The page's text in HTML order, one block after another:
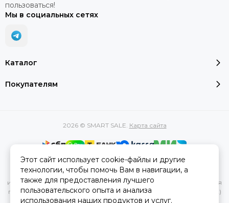
Каталог
Покупателям
пользоваться!
Мы в социальных сетях
2026 © SMART SALE. Карта сайта
Вся представленная на сайте информация, касающаяся
характеристик, стоимости товаров и услуг, носит
информационный характер и ни при каких условиях не является
публичной офертой, определяемой положениями Статьи 437(2)
Гражданского кодекса РФ.
Этот сайт использует cookie-файлы и другие
технологии, чтобы помочь Вам в навигации, а
также для предоставления лучшего
пользовательского опыта и анализа
использования наших продуктов и услуг.